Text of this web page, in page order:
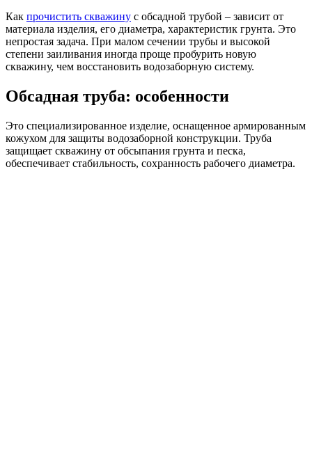
Как прочистить скважину с обсадной трубой – зависит от
материала изделия, его диаметра, характеристик грунта. Это
непростая задача. При малом сечении трубы и высокой
степени заиливания иногда проще пробурить новую
скважину, чем восстановить водозаборную систему.
Обсадная труба: особенности
Это специализированное изделие, оснащенное армированным
кожухом для защиты водозаборной конструкции. Труба
защищает скважину от обсыпания грунта и песка,
обеспечивает стабильность, сохранность рабочего диаметра.